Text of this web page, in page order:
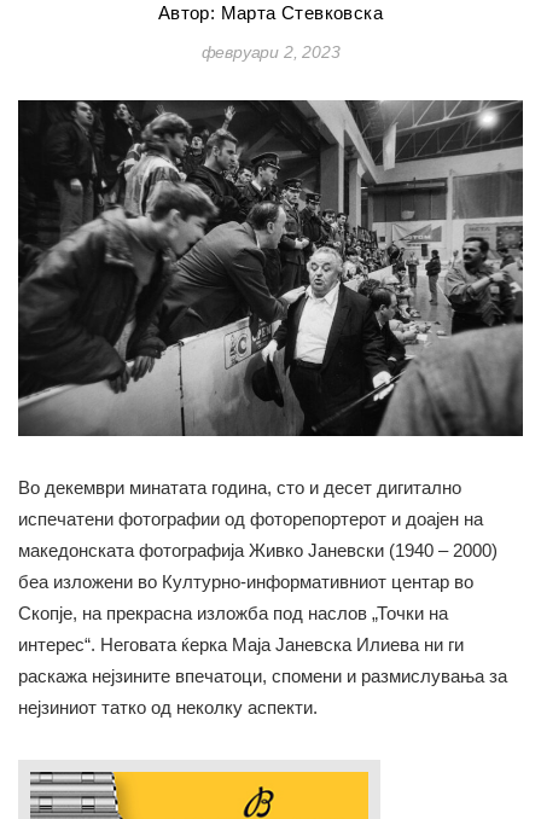
Автор: Марта Стевковска
февруари 2, 2023
Во декември минатата година, сто и десет дигитално
испечатени фотографии од фоторепортерот и доајен на
македонската фотографија Живко Јаневски (1940 – 2000)
беа изложени во Културно-информативниот центар во
Скопје, на прекрасна изложба под наслов „Точки на
интерес“. Неговата ќерка Маја Јаневска Илиева ни ги
раскажа нејзините впечатоци, спомени и размислувања за
нејзиниот татко од неколку аспекти.